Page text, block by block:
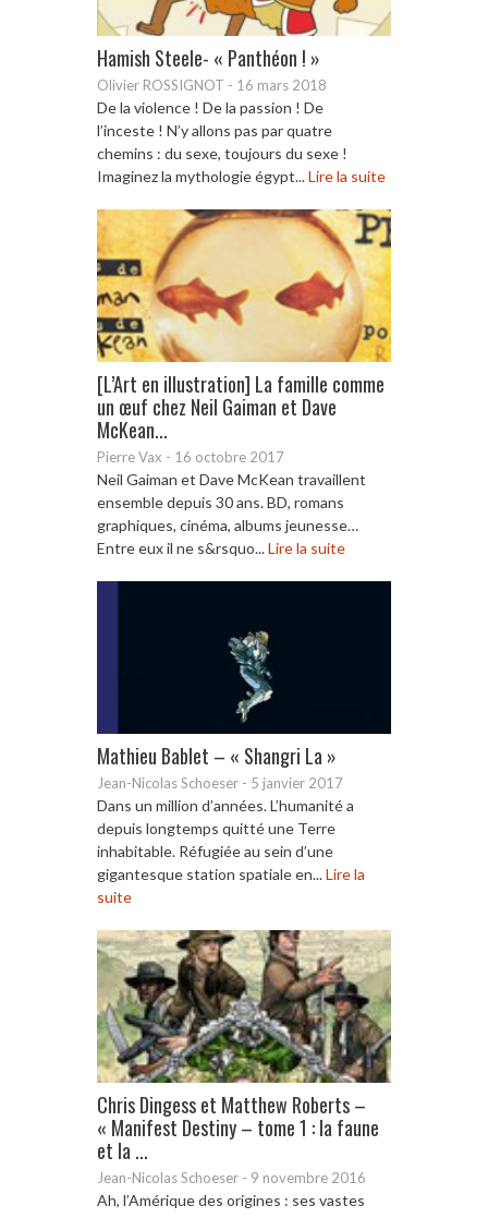
Hamish Steele- « Panthéon ! »
Olivier ROSSIGNOT - 16 mars 2018
De la violence ! De la passion ! De
l’inceste ! N’y allons pas par quatre
chemins : du sexe, toujours du sexe !
Imaginez la mythologie égypt...Lire la suite
[L’Art en illustration] La famille comme
un œuf chez Neil Gaiman et Dave
McKean...
Pierre Vax - 16 octobre 2017
Neil Gaiman et Dave McKean travaillent
ensemble depuis 30 ans. BD, romans
graphiques, cinéma, albums jeunesse…
Entre eux il ne s&rsquo...Lire la suite
Mathieu Bablet – « Shangri La »
Jean-Nicolas Schoeser - 5 janvier 2017
Dans un million d’années. L’humanité a
depuis longtemps quitté une Terre
inhabitable. Réfugiée au sein d’une
gigantesque station spatiale en...Lire la
suite
Chris Dingess et Matthew Roberts –
« Manifest Destiny – tome 1 : la faune
et la ...
Jean-Nicolas Schoeser - 9 novembre 2016
Ah, l’Amérique des origines : ses vastes